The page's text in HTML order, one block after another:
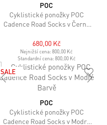
POC
Cyklistické ponožky POC
Cadence Road Socks v Černé
680,00 Kč
Nejnižší cena:800,00 Kč
Standardní cena: 800,00 Kč
SALE
POC
Cyklistické ponožky POC
Cadence Road Socks v Modré